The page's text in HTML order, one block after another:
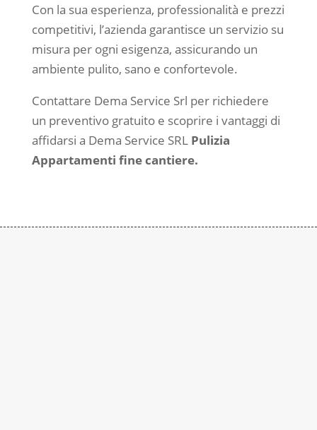
Con la sua esperienza, professionalità e prezzi
competitivi, l’azienda garantisce un servizio su
misura per ogni esigenza, assicurando un
ambiente pulito, sano e confortevole.
Contattare Dema Service Srl per richiedere
un preventivo gratuito e scoprire i vantaggi di
affidarsi a Dema Service SRL Pulizia
Appartamenti fine cantiere.